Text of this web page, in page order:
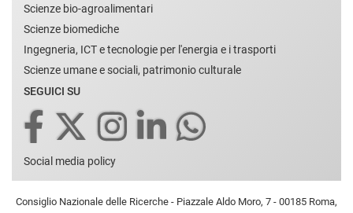
Scienze bio-agroalimentari
Scienze biomediche
Ingegneria, ICT e tecnologie per l'energia e i trasporti
Scienze umane e sociali, patrimonio culturale
SEGUICI SU
Social media policy
Consiglio Nazionale delle Ricerche - Piazzale Aldo Moro, 7 - 00185 Roma,